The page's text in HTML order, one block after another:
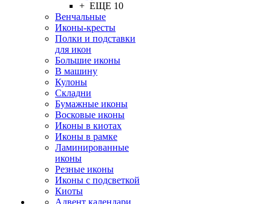
+ ЕЩЕ 10
Венчальные
Иконы-кресты
Полки и подставки
для икон
Большие иконы
В машину
Кулоны
Складни
Бумажные иконы
Восковые иконы
Иконы в киотах
Иконы в рамке
Ламинированные
иконы
Резные иконы
Иконы с подсветкой
Киоты
Адвент календари